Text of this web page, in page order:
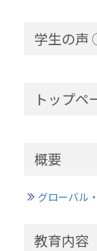
学生の声
トップペ
概要
グローバル
教育内容